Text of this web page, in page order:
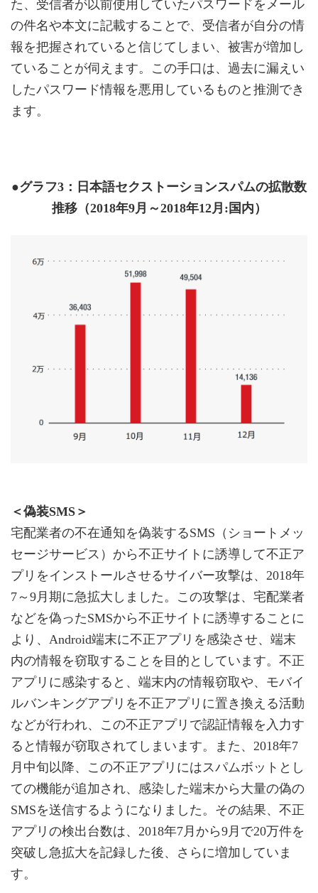
た、受信者が以前使用していたパスワードをメール
の件名や本文に記載することで、受信者が自分の情
報を把握されていると信じてしまい、被害が増加し
ていることが伺えます。この手口は、過去に漏えい
したパスワード情報を悪用しているものと推測でき
ます。
●グラフ3：日本語セクストーションスパムの拡散数
推移（2018年9月～2018年12月:国内）
＜偽装SMS＞
宅配業者の不在通知を偽装するSMS（ショートメッ
セージサービス）から不正サイトに誘導して不正ア
プリをインストールさせるサイバー攻撃は、2018年
7～9月期に急拡大しました。この攻撃は、宅配業者
などを偽ったSMSから不正サイトに誘導することに
より、Android端末に不正アプリを感染させ、端末
内の情報を窃取することを目的としています。不正
アプリに感染すると、端末内の情報窃取や、モバイ
ルバンキングアプリを不正アプリに置き換える活動
などが行われ、この不正アプリで認証情報を入力す
ると情報が窃取されてしまいます。また、2018年7
月中旬以降、この不正アプリにはスパムボットとし
ての機能が追加され、感染した端末から大量の偽の
SMSを送信するようになりました。その結果、不正
アプリの検出台数は、2018年7月から9月で20万件を
突破し急拡大を記録した後、さらに増加していま
す。